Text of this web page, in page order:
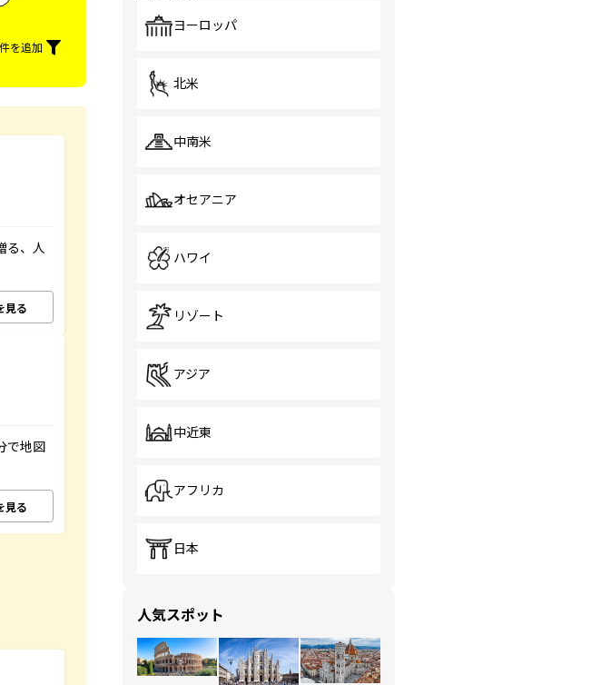
を追加
る、人
見る
で地図
見る
ヨーロッパ
北米
中南米
オセアニア
ハワイ
リゾート
アジア
中近東
アフリカ
日本
人気スポット